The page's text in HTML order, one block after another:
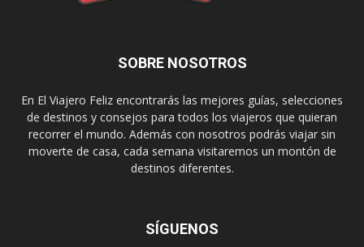
SOBRE NOSOTROS
En El Viajero Feliz encontrarás las mejores guías, selecciones
de destinos y consejos para todos los viajeros que quieran
recorrer el mundo. Además con nosotros podrás viajar sin
moverte de casa, cada semana visitaremos un montón de
destinos diferentes.
SÍGUENOS